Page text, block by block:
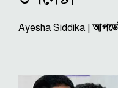
Ayesha Siddika |